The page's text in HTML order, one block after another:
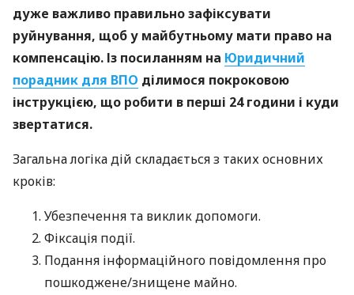
дуже важливо правильно зафіксувати
руйнування, щоб у майбутньому мати право на
компенсацію. Із посиланням на Юридичний
порадник для ВПО ділимося покроковою
інструкцією, що робити в перші 24 години і куди
звертатися.
Загальна логіка дій складається з таких основних
кроків:
Убезпечення та виклик допомоги.
Фіксація події.
Подання інформаційного повідомлення про
пошкоджене/знищене майно.